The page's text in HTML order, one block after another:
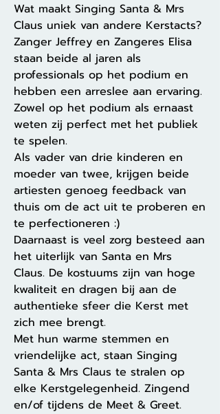
Wat maakt Singing Santa & Mrs
Claus uniek van andere Kerstacts?
Zanger Jeffrey en Zangeres Elisa
staan beide al jaren als
professionals op het podium en
hebben een arreslee aan ervaring.
Zowel op het podium als ernaast
weten zij perfect met het publiek
te spelen.
Als vader van drie kinderen en
moeder van twee, krijgen beide
artiesten genoeg feedback van
thuis om de act uit te proberen en
te perfectioneren :)
Daarnaast is veel zorg besteed aan
het uiterlijk van Santa en Mrs
Claus. De kostuums zijn van hoge
kwaliteit en dragen bij aan de
authentieke sfeer die Kerst met
zich mee brengt.
Met hun warme stemmen en
vriendelijke act, staan Singing
Santa & Mrs Claus te stralen op
elke Kerstgelegenheid. Zingend
en/of tijdens de Meet & Greet.